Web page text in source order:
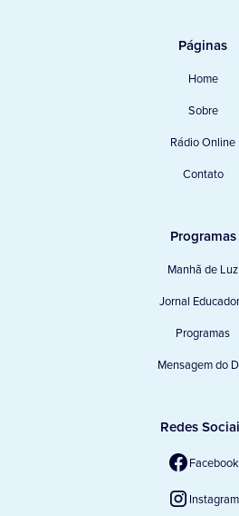
Páginas
Home
Sobre
Rádio Online
Contato
Programas
Manhã de Luz
Jornal
Programas
Mensagem do
Redes
Facebook
Instagram